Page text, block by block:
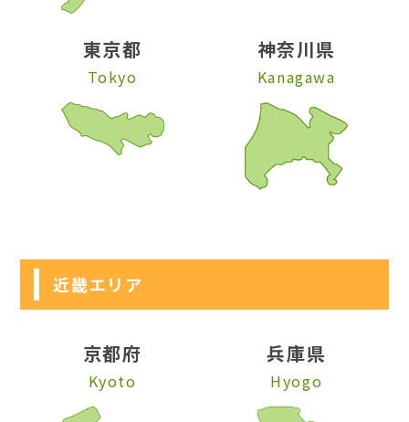
東京都
Tokyo
神奈川県
Kanagawa
近畿エリア
京都府
Kyoto
兵庫県
Hyogo